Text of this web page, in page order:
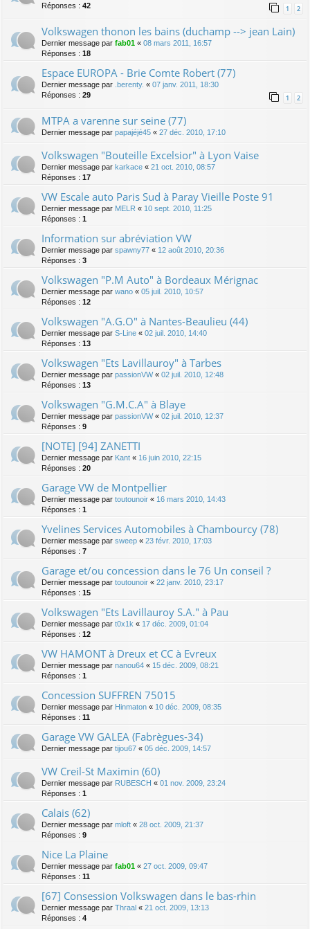
Réponses : 42 1 2
Volkswagen thonon les bains (duchamp --> jean Lain)
Dernier message par fab01 « 08 mars 2011, 16:57
Réponses : 18
Espace EUROPA - Brie Comte Robert (77)
Dernier message par .berenty. « 07 janv. 2011, 18:30
Réponses : 29 1 2
MTPA a varenne sur seine (77)
Dernier message par papajéjé45 « 27 déc. 2010, 17:10
Volkswagen "Bouteille Excelsior" à Lyon Vaise
Dernier message par karkace « 21 oct. 2010, 08:57
Réponses : 17
VW Escale auto Paris Sud à Paray Vieille Poste 91
Dernier message par MELR « 10 sept. 2010, 11:25
Réponses : 1
Information sur abréviation VW
Dernier message par spawny77 « 12 août 2010, 20:36
Réponses : 3
Volkswagen "P.M Auto" à Bordeaux Mérignac
Dernier message par wano « 05 juil. 2010, 10:57
Réponses : 12
Volkswagen "A.G.O" à Nantes-Beaulieu (44)
Dernier message par S-Line « 02 juil. 2010, 14:40
Réponses : 13
Volkswagen "Ets Lavillauroy" à Tarbes
Dernier message par passionVW« 02 juil. 2010, 12:48
Réponses : 13
Volkswagen "G.M.C.A" à Blaye
Dernier message par passionVW« 02 juil. 2010, 12:37
Réponses : 9
[NOTE] [94] ZANETTI
Dernier message par Kant « 16 juin 2010, 22:15
Réponses : 20
Garage VW de Montpellier
Dernier message par toutounoir « 16 mars 2010, 14:43
Réponses : 1
Yvelines Services Automobiles à Chambourcy (78)
Dernier message par sweep « 23 févr. 2010, 17:03
Réponses : 7
Garage et/ou concession dans le 76 Un conseil ?
Dernier message par toutounoir « 22 janv. 2010, 23:17
Réponses : 15
Volkswagen "Ets Lavillauroy S.A." à Pau
Dernier message par t0x1k « 17 déc. 2009, 01:04
Réponses : 12
VW HAMONT à Dreux et CC à Evreux
Dernier message par nanou64 « 15 déc. 2009, 08:21
Réponses : 1
Concession SUFFREN 75015
Dernier message par Hinmaton « 10 déc. 2009, 08:35
Réponses : 11
Garage VW GALEA (Fabrègues-34)
Dernier message par tijou67 « 05 déc. 2009, 14:57
VW Creil-St Maximin (60)
Dernier message par RUBESCH « 01 nov. 2009, 23:24
Réponses : 1
Calais (62)
Dernier message par mloft « 28 oct. 2009, 21:37
Réponses : 9
Nice La Plaine
Dernier message par fab01 « 27 oct. 2009, 09:47
Réponses : 11
[67] Consession Volkswagen dans le bas-rhin
Dernier message par Thraal « 21 oct. 2009, 13:13
Réponses : 4